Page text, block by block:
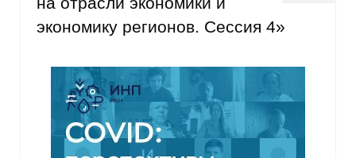
Материалы
Регулярные прогнозы
Квартальный прогноз
экономику регионов. Сессия 4»